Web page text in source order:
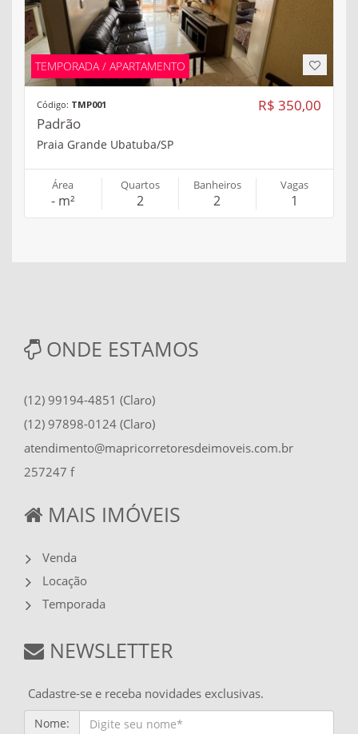
TEMPORADA / APARTAMENTO
R$ 350,00
Código: TMP001
Padrão
Praia Grande Ubatuba/SP
Área
- m²
Quartos
2
Banheiros
2
Vagas
1
ONDE ESTAMOS
(12) 99194-4851 (Claro)
(12) 97898-0124 (Claro)
atendimento@mapricorretoresdeimoveis.com.br
257247 f
MAIS IMÓVEIS
Venda
Locação
Temporada
NEWSLETTER
Cadastre-se e receba novidades exclusivas.
Nome: